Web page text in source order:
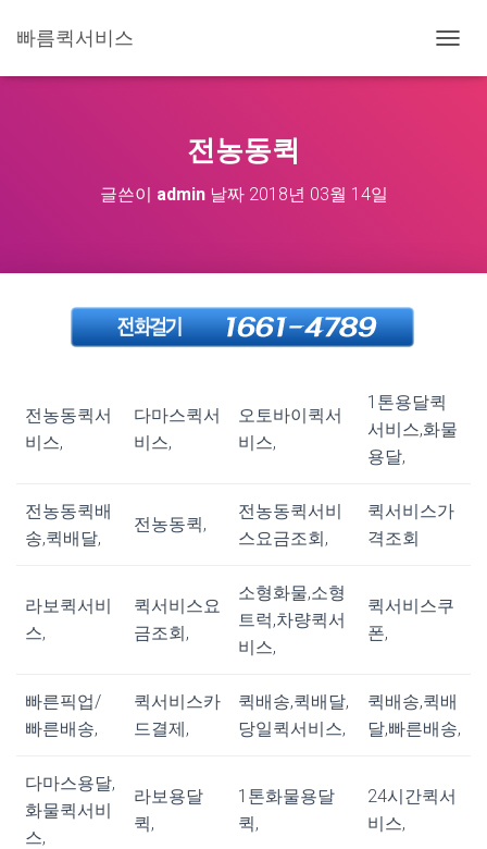
빠름퀵서비스
비
전농동퀵
글쓴이 admin날짜 2018년 03월 14일
전농동퀵서
비스,
다마스퀵서
비스,
오토바이퀵서
비스,
1톤용달퀵
서비스,화물
용달,
전농동퀵배
송,퀵배달,
전농동퀵,
전농동퀵서비
스요금조회,
퀵서비스가
격조회
라보퀵서비
스,
퀵서비스요
금조회,
소형화물,소형
트럭,차량퀵서
비스,
퀵서비스쿠
폰,
빠른픽업/
빠른배송,
퀵서비스카
드결제,
퀵배송,퀵배달,
당일퀵서비스,
퀵배송,퀵배
달,빠른배송,
다마스용달,
화물퀵서비
스,
라보용달
퀵,
1톤화물용달
퀵,
24시간퀵서
비스,